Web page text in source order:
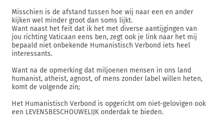
Misschien is de afstand tussen hoe wij naar een en ander
kijken wel minder groot dan soms lijkt.
Want naast het feit dat ik het met diverse aantijgingen van
jou richting Vaticaan eens ben, zegt ook je link naar het mij
bepaald niet onbekende Humanistisch Verbond iets heel
interessants.
Want na de opmerking dat miljoenen mensen in ons land
humanist, atheist, agnost, of mens zonder label willen heten,
komt de volgende zin;
Het Humanistisch Verbond is opgericht om niet-gelovigen ook
een LEVENSBESCHOUWELIJK onderdak te bieden.